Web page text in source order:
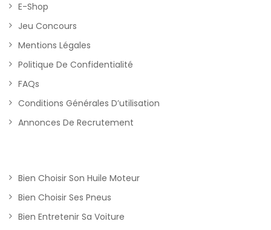
E-Shop
Jeu Concours
Mentions Légales
Politique De Confidentialité
FAQs
Conditions Générales D’utilisation
Annonces De Recrutement
Bien Choisir Son Huile Moteur
Bien Choisir Ses Pneus
Bien Entretenir Sa Voiture